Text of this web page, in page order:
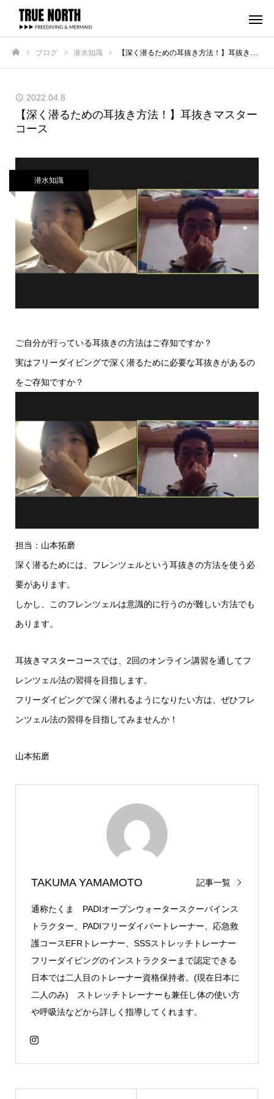
ブログ 潜水知識 【深く潜るための耳抜き方法！】耳抜きマスターコース
2022.04.8
【深く潜るための耳抜き方法！】耳抜きマスター
コース
潜水知識
ご自分が行っている耳抜きの方法はご存知ですか？
実はフリーダイビングで深く潜るために必要な耳抜きがあるの
をご存知ですか？
担当：山本拓磨
深く潜るためには、フレンツェルという耳抜きの方法を使う必
要があります。
しかし、このフレンツェルは意識的に行うのが難しい方法でも
あります。
耳抜きマスターコースでは、2回のオンライン講習を通してフ
レンツェル法の習得を目指します。
フリーダイビングで深く潜れるようになりたい方は、ぜひフレ
ンツェル法の習得を目指してみませんか！
山本拓磨
TAKUMA YAMAMOTO 記事一覧
通称たくま PADIオープンウォータースクーバインス
トラクター、PADIフリーダイバートレーナー、応急救
護コースEFRトレーナー、SSSストレッチトレーナー
フリーダイビングのインストラクターまで認定できる
日本では二人目のトレーナー資格保持者。(現在日本に
二人のみ) ストレッチトレーナーも兼任し体の使い方
や呼吸法などから詳しく指導してくれます。